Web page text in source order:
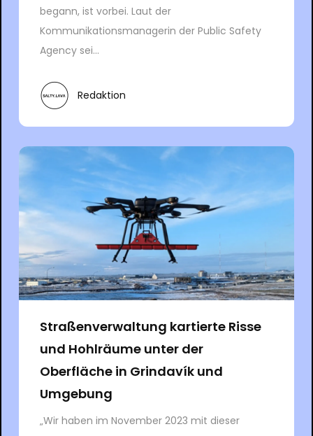
begann, ist vorbei. Laut der
Kommunikationsmanagerin der Public Safety
Agency sei...
Redaktion
Straßenverwaltung kartierte Risse
und Hohlräume unter der
Oberfläche in Grindavík und
Umgebung
„Wir haben im November 2023 mit dieser